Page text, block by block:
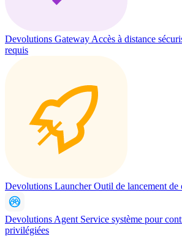
Devolutions Gateway Accès à distance
requis
Devolutions LauncherOutil de lancement de
Devolutions Agent Service système pour
privilégiées